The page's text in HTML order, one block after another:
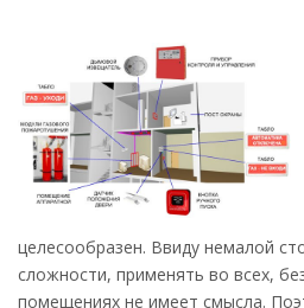
целесообразен. Ввиду немалой
сложности, применять во всех,
помещениях не имеет смысла.